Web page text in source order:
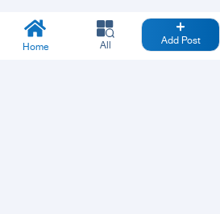
Home All Add Post